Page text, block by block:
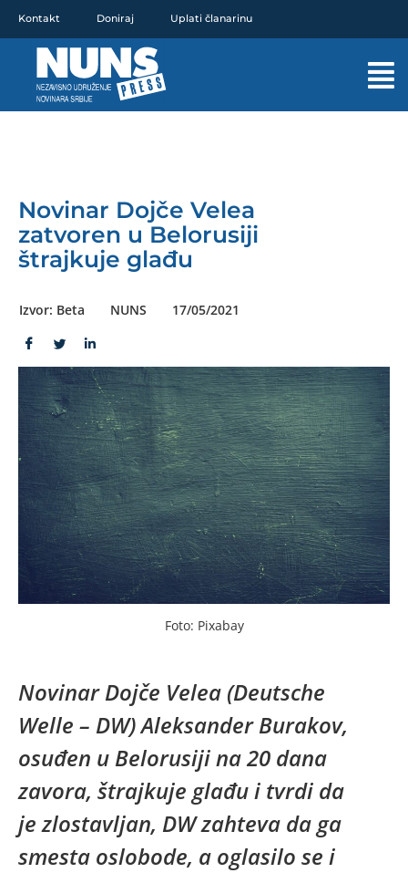
sadržaj
Kontakt Doniraj Uplati članarinu
Novinar Dojče Velea
zatvoren u Belorusiji
štrajkuje glađu
Izvor: Beta NUNS 17/05/2021
Foto: Pixabay
Novinar Dojče Velea (Deutsche
Welle – DW) Aleksander Burakov,
osuđen u Belorusiji na 20 dana
zavora, štrajkuje glađu i tvrdi da
je zlostavljan, DW zahteva da ga
smesta oslobode, a oglasilo se i